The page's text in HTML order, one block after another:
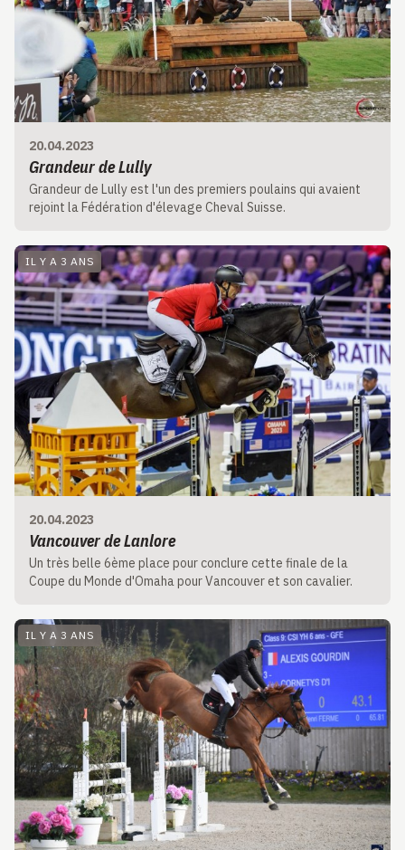
20.04.2023
Grandeur de Lully
Grandeur de Lully est l'un des premiers poulains qui avaient
rejoint la Fédération d'élevage Cheval Suisse.
IL Y A 3 ANS
20.04.2023
Vancouver de Lanlore
Un très belle 6ème place pour conclure cette finale de la
Coupe du Monde d'Omaha pour Vancouver et son cavalier.
IL Y A 3 ANS